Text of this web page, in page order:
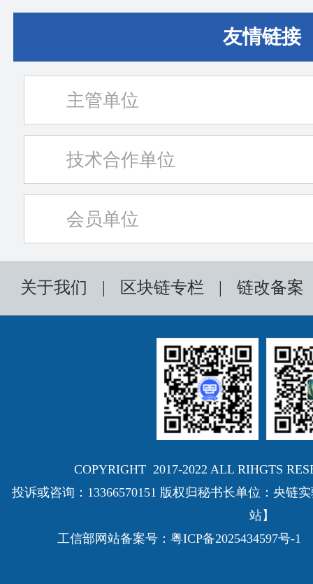
友情链接
主管单位
技术合作单位
会员单位
关于我们 | 区块链专栏 | 链改备案
COPYRIGHT 2017-2022 ALL RIHGTS
投诉或咨询：13366570151 版权归秘书长单位：央链
站】
工信部网站备案号： 粤ICP备2025434597号-1